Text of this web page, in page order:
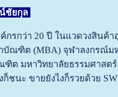
ชัยกุล
กรกว่า 20 ปี ในแวดวงสินค้
บัณฑิต (MBA) จุฬาลงกรณ์ม
ต มหาวิทยาลัยธรรมศาสตร์
ก็ชนะ ขายยังไงก็รวยด้วย